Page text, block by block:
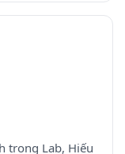
trong Lab, Hiếu